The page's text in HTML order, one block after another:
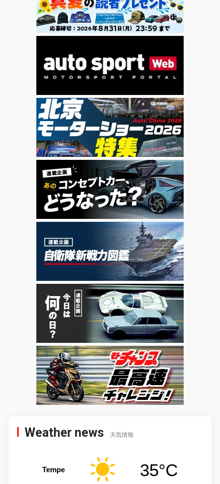
Weather news 天気情報
Tempe 35°C